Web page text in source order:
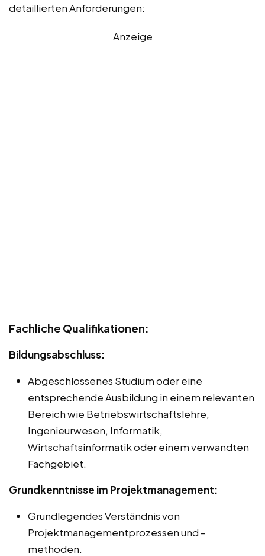
detaillierten Anforderungen:
Anzeige
Fachliche Qualifikationen:
Bildungsabschluss:
Abgeschlossenes Studium oder eine
entsprechende Ausbildung in einem relevanten
Bereich wie Betriebswirtschaftslehre,
Ingenieurwesen, Informatik,
Wirtschaftsinformatik oder einem verwandten
Fachgebiet.
Grundkenntnisse im Projektmanagement:
Grundlegendes Verständnis von
Projektmanagementprozessen und -
methoden.